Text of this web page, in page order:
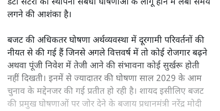
डेटा सेंटरों की स्थापना संबंधी घोषणाओं के लागू होने में लंबा समय
लगने की आशंका है।
बजट की अधिकतर घोषणा अर्थव्यवस्था में दूरगामी परिवर्तनों की
नीयत से की गई हैं जिनसे अगले वित्तवर्ष में तो कोई रोजगार बढ़ने
अथवा पूंजी निवेश में तेजी आने की संभावना कोई सुर्खरू होती
नहीं दिखती। इनमें से ज्यादातर की घोषणा साल 2029 के आम
चुनाव के मद्देनजर की गई प्रतीत हो रही है। शायद इसीलिए बजट
की प्रमुख घोषणाओं पर जोर देने के बजाय प्रधानमंत्री नरेंद्र मोदी